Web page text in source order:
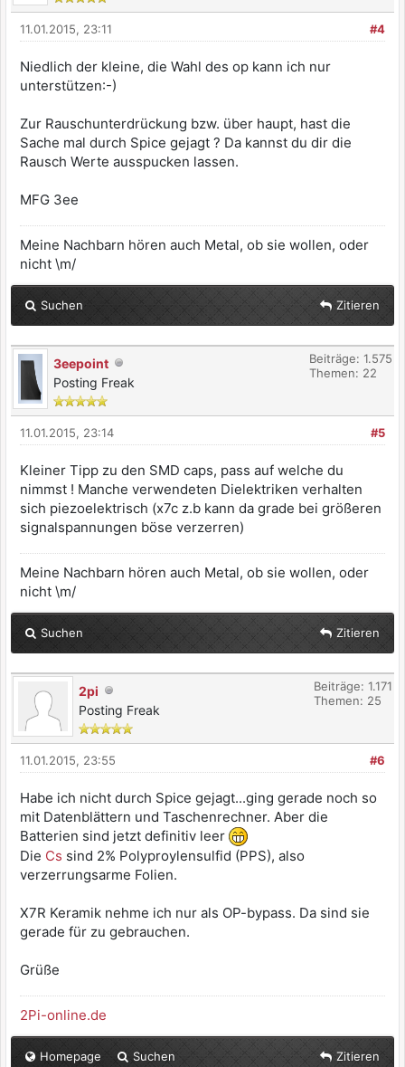
#4
11.01.2015, 23:11
Niedlich der kleine, die Wahl des op kann ich nur
unterstützen:-)
Zur Rauschunterdrückung bzw. über haupt, hast die
Sache mal durch Spice gejagt ? Da kannst du dir die
Rausch Werte ausspucken lassen.
MFG 3ee
Meine Nachbarn hören auch Metal, ob sie wollen, oder
nicht \m/
Suchen Zitieren
3eepoint
Posting Freak
Beiträge: 1.575
Themen: 22
#5
11.01.2015, 23:14
Kleiner Tipp zu den SMD caps, pass auf welche du
nimmst ! Manche verwendeten Dielektriken verhalten
sich piezoelektrisch (x7c z.b kann da grade bei größeren
signalspannungen böse verzerren)
Meine Nachbarn hören auch Metal, ob sie wollen, oder
nicht \m/
Suchen Zitieren
2pi
Posting Freak
Beiträge: 1.171
Themen: 25
#6
11.01.2015, 23:55
Habe ich nicht durch Spice gejagt...ging gerade noch so
mit Datenblättern und Taschenrechner. Aber die
Batterien sind jetzt definitiv leer
Die Cs sind 2% Polyproylensulfid (PPS), also
verzerrungsarme Folien.
X7R Keramik nehme ich nur als OP-bypass. Da sind sie
gerade für zu gebrauchen.
Grüße
2Pi-online.de
Homepage Suchen Zitieren